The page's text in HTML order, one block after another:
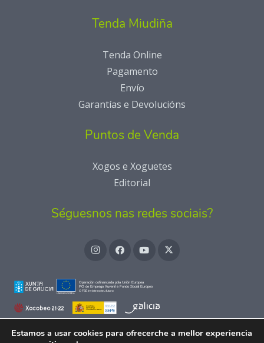
Tenda Miudiña
Tenda Online
Pagamento
Envío
Garantías e Devolucións
Puntos de Venda
Xogos e Xoguetes
Editorial
Séguesnos nas redes sociais?
Estamos a usar cookies para ofrecerche a mellor experiencia